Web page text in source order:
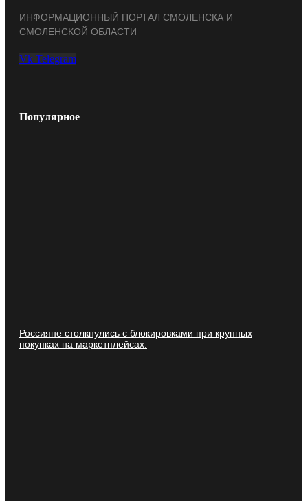
ИНФОРМАЦИОННЫЙ ПОРТАЛ СМОЛЕНСКА И
СМОЛЕНСКОЙ ОБЛАСТИ
Vk Telegram
Популярное
Россияне столкнулись с блокировками при крупных
покупках на маркетплейсах.